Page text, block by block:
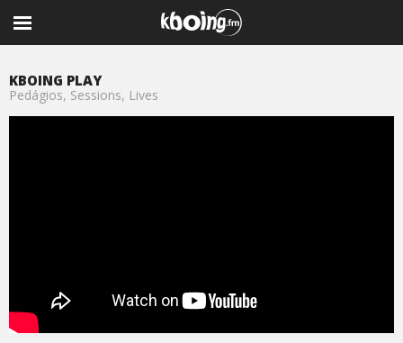
KBOING PLAY
Pedágios, Sessions, Lives